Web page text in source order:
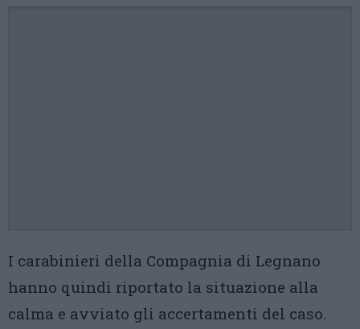
I carabinieri della Compagnia di Legnano
hanno quindi riportato la situazione alla
calma e avviato gli accertamenti del caso.